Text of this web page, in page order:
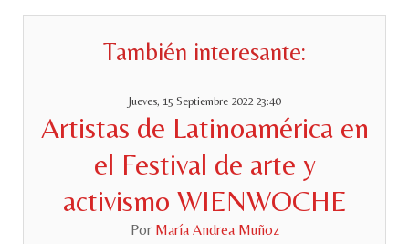
También interesante:
Jueves, 15 Septiembre 2022 23:40
Artistas de Latinoamérica en
el Festival de arte y
activismo WIENWOCHE
Por María Andrea Muñoz